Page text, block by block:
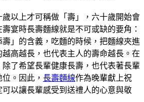
以上才可稱做「壽」，六十歲開始會
宴時長壽麵線就是不可或缺的要角：
」的含義，吃麵的時候，把麵線夾進
高越長，也代表主人的壽命越長。在
了希望長輩健康長壽，也代表著長輩
。因此， 長壽麵線作為晚輩獻上祝
以讓長輩感受到送禮人的心意與敬